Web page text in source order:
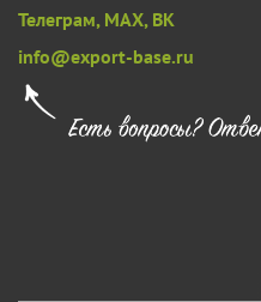
Телеграм, MAX, ВК
info@export-base.ru